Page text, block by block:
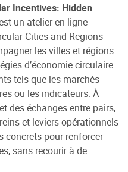
Incentives: Hidden
un atelier en ligne
Cities and Regions
les villes et régions
d’économie circulaire
tels que les marchés
ou les indicateurs. À
des échanges entre pairs,
et leviers opérationnels
concrets pour renforcer
sans recourir à de